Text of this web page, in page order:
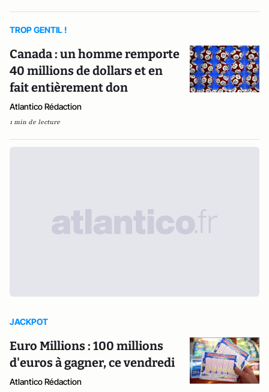
TROP GENTIL !
Canada : un homme remporte
40 millions de dollars et en
fait entièrement don
Atlantico Rédaction
1 min de lecture
JACKPOT
Euro Millions : 100 millions
d'euros à gagner, ce vendredi
Atlantico Rédaction